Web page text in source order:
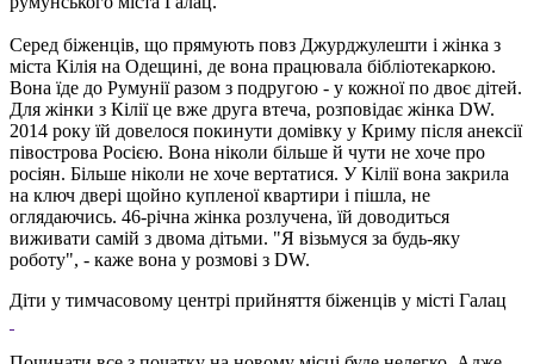
Серед біженців, що прямують повз Джурджулешти і жінка з
міста Кілія на Одещині, де вона працювала бібліотекаркою.
Вона їде до Румунії разом з подругою - у кожної по двоє дітей.
Для жінки з Кілії це вже друга втеча, розповідає жінка DW.
2014 року їй довелося покинути домівку у Криму після анексії
півострова Росією. Вона ніколи більше й чути не хоче про
росіян. Більше ніколи не хоче вертатися. У Кілії вона закрила
на ключ двері щойно купленої квартири і пішла, не
оглядаючись. 46-річна жінка розлучена, їй доводиться
виживати самій з двома дітьми. "Я візьмуся за будь-яку
роботу", - каже вона у розмові з DW.
Діти у тимчасовому центрі прийняття біженців у місті Галац